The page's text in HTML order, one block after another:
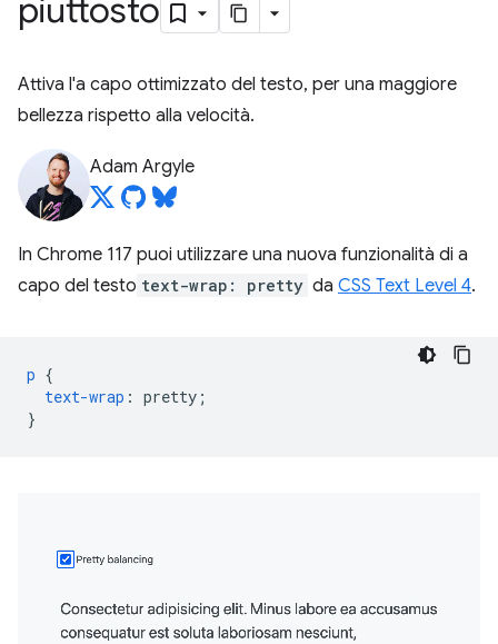
piuttosto
Attiva l'a capo ottimizzato del testo, per una maggiore
bellezza rispetto alla velocità.
Adam Argyle
In Chrome 117 puoi utilizzare una nuova funzionalità di a
capo del testo text-wrap: pretty da CSS Text Level 4.
p {
text-wrap : pretty ;
}